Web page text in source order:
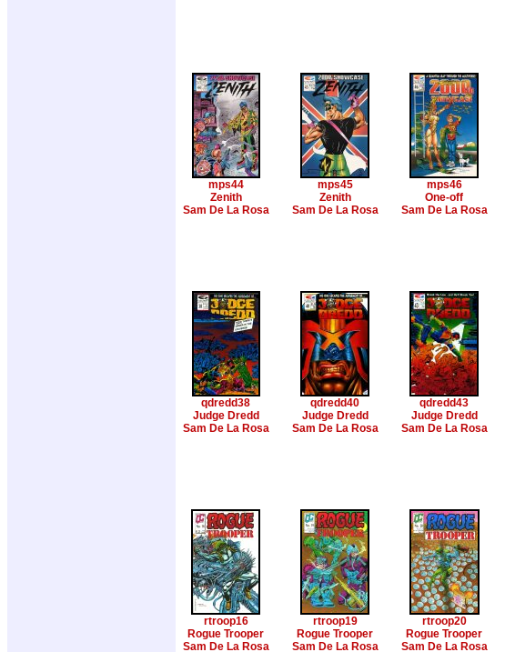
mps44
Zenith
Sam De La Rosa
mps45
Zenith
Sam De La Rosa
mps46
One-off
Sam De La Rosa
qdredd38
Judge Dredd
Sam De La Rosa
qdredd40
Judge Dredd
Sam De La Rosa
qdredd43
Judge Dredd
Sam De La Rosa
rtroop16
Rogue Trooper
Sam De La Rosa
rtroop19
Rogue Trooper
Sam De La Rosa
rtroop20
Rogue Trooper
Sam De La Rosa